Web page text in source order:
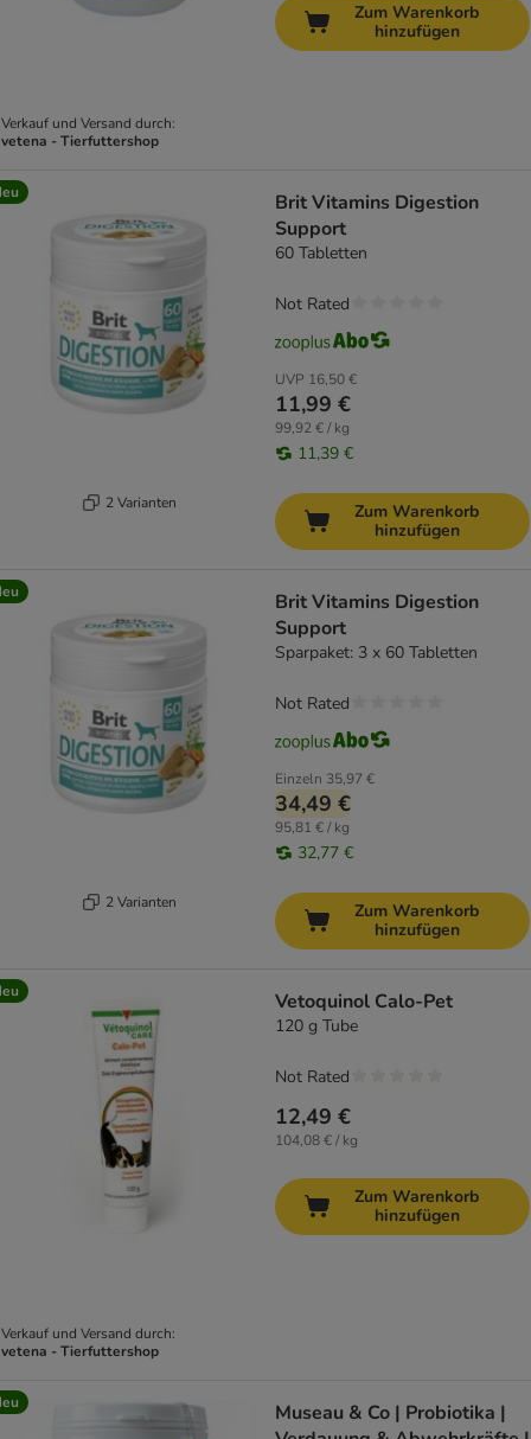
Verkauf und Versand durch:
vetena - Tierfuttershop
Zum Warenkorb
hinzufügen
2 Varianten
Brit Vitamins Digestion
Support
60 Tabletten
UVP 16,50 €
11,99 €
99,92 € / kg
11,39 €
Not Rated
Zum Warenkorb
hinzufügen
2 Varianten
Brit Vitamins Digestion
Support
Sparpaket: 3 x 60 Tabletten
Einzeln 35,97 €
34,49 €
95,81 € / kg
32,77 €
Not Rated
Zum Warenkorb
hinzufügen
Verkauf und Versand durch:
vetena - Tierfuttershop
Vetoquinol Calo-Pet
120 g Tube
12,49 €
104,08 € / kg
Not Rated
Zum Warenkorb
hinzufügen
Museau & Co | Probiotika |